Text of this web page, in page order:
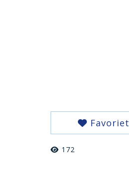
Favoriet
172